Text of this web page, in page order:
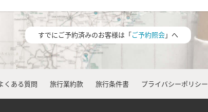
すでにご予約済みのお客様は「ご予約照会」へ
くある質問 旅行業約款 旅行条件書 プライバシーポリシー